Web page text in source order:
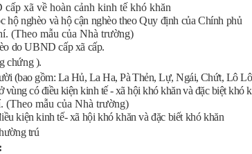
xã về hoàn cảnh kinh tế khó khăn
hộ nghèo và hộ cận nghèo theo Quy định của Chính phủ
(Theo mẫu của Nhà trường)
do UBND cấp xã cấp.
chứng ).
(bao gồm: La Hủ, La Ha, Pà Thẻn, Lự, Ngái, Chứt, Lô
có điều kiện kinh tế - xã hội khó khăn và đặc biệt khó
mẫu của Nhà trường)
kiện kinh tế- xã hội khó khăn và đặc biết khó khăn
trú